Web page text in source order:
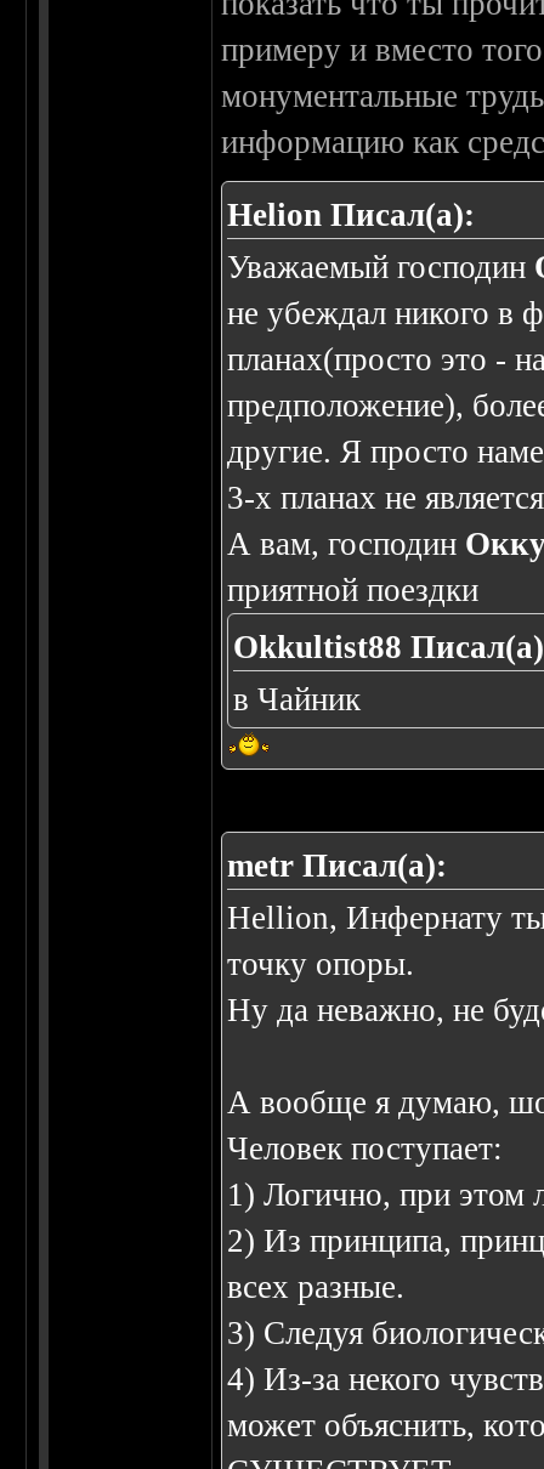
примеру и вместо
монументальные
информацию как
Helion Писал(а):
Уважаемый господин
не убеждал никого в
планах(просто это -
предположение),
другие. Я просто
3-х планах не
А вам, господин
приятной поездки
Okkultist88
в Чайник
metr Писал(а):
Hellion, Инфернату ты
точку опоры.
Ну да неважно, не
А вообще я думаю,
Человек поступает:
1) Логично, при этом
2) Из принципа,
всех разные.
3) Следуя
4) Из-за некого
может объяснить,